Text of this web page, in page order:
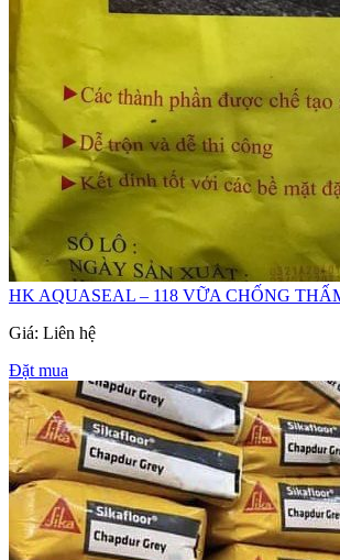
HK AQUASEAL – 118 VỮA CHỐNG
Giá: Liên hệ
Đặt mua